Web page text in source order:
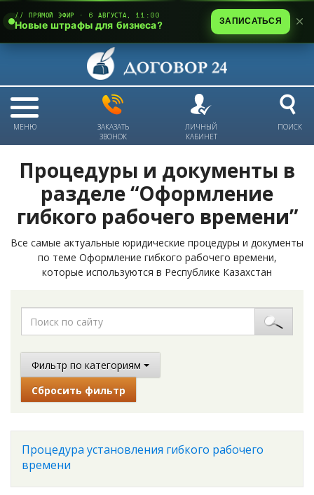
МЕНЮ
ЗАКАЗАТЬ
ЗВОНОК
ЛИЧНЫЙ
КАБИНЕТ
ПОИСК
Процедуры и документы в
разделе “Оформление
гибкого рабочего времени”
Все самые актуальные юридические процедуры и документы
по теме Оформление гибкого рабочего времени,
которые используются в Республике Казахстан
Фильтр по категориям
Сбросить фильтр
Процедура установления гибкого рабочего
времени
// ПРЯМОЙ ЭФИР · 6 АВГУСТА, 11:00
Новые штрафы для бизнеса? ЗАПИСАТЬСЯ